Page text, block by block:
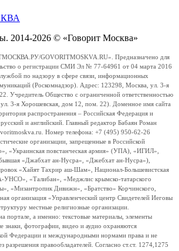
2014-2026 © «Говорит Москва»
GOVORITMOSKVA.RU». Предназначено для
о регистрации СМИ Эл № 77-64961 от 04 марта 2016
по надзору в сфере связи, информационных
(Роскомнадзор). Адрес: 123298, Москва, ул. 3-я
Учредитель Общество с ограниченной ответственностью
3-я Хорошевская, дом 12, пом. 22). Доменное имя сайта
распространения – Российская Федерация и
и английский. Главный редактор Бабаян Роман
Номер телефона: +7 (495) 950-62-26
организации, запрещенные в Российской
«Украинская повстанческая армия» (УПА), «ИГИЛ»,
«Джабхат ан-Нусра», «Джебхат ан-Нусра»),
«Хайят Тахрир аш-Шам», Национал-Большевистская
«Талибан», «Меджлис крымско-татарского
«Мизантропик Дивижн», «Братство» Корчинского,
организация «Управленческий центр Свидетелей Иеговы
местные религиозные организации.
портале, а именно: текстовые материалы, элементы
знаки, фотографии, видео и аудио охраняются
Федерации и международными нормами права и не
разрешения правообладателей. Согласно ст.ст. 1274,1275